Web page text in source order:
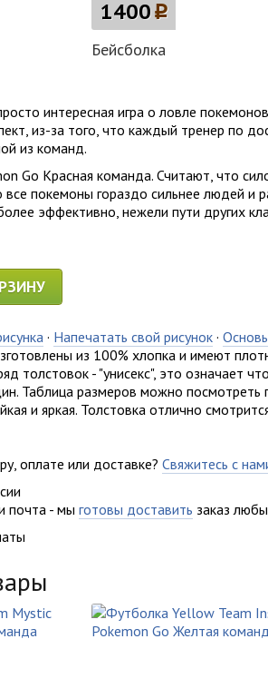
1400p
Бейсболка
интересная игра о ловле
из-за того, что каждый тренер по
из команд.
Go Красная команда. Считают, что
покемоны гораздо сильнее людей и
эффективно, нежели пути других
· Напечатать свой рисунок ·
из 100% хлопка и имеют
толстовок - "унисекс", это означает
Таблица размеров можно посмотреть
и яркая. Толстовка отлично
оплате или доставке? Свяжитесь с
почта - мы готовы доставить заказ